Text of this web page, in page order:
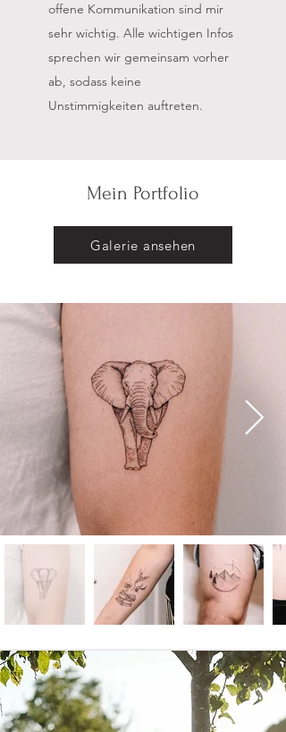
offene Kommunikation sind mir
sehr wichtig. Alle wichtigen Infos
sprechen wir gemeinsam vorher
ab, sodass keine
Unstimmigkeiten auftreten.
Mein Portfolio
Galerie ansehen